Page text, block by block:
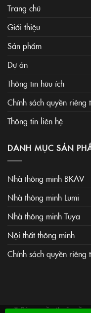
Trang chủ
Giới thiệu
Sản phẩm
Dự án
Thông tin hữu ích
Chính sách quyền riêng
Thông tin liên hệ
DANH MỤC SẢN
Nhà thông minh BKAV
Nhà thông minh Lumi
Nhà thông minh Tuya
Nội thất thông minh
Chính sách quyền riêng
© Bản quyền thuộc về